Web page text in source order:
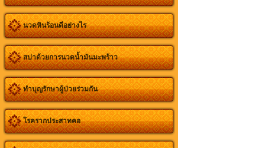
นวดหินร้อนดีอย่างไร
สปาด้วยการนวดน้ำมันมะพร้าว
ทำบุญรักษาผู้ป่วยร่วมกัน
โรครากประสาทคอ